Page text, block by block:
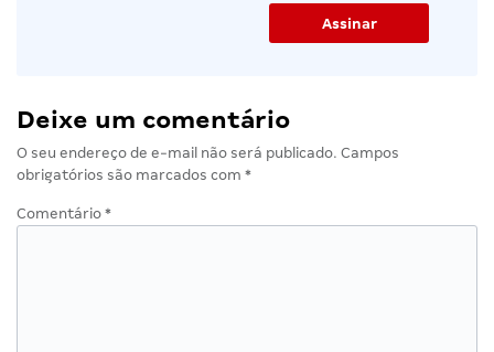
Deixe um comentário
O seu endereço de e-mail não será publicado. Campos
obrigatórios são marcados com *
Comentário *